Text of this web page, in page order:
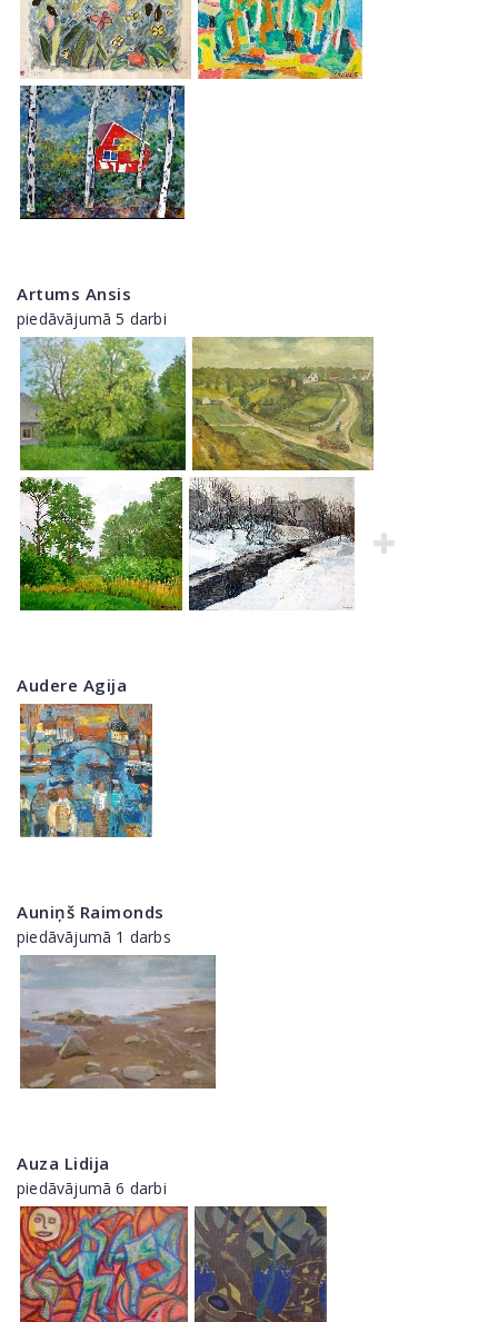
Artums Ansis
piedāvājumā 5 darbi
Audere Agija
Auniņš Raimonds
piedāvājumā 1 darbs
Auza Lidija
piedāvājumā 6 darbi